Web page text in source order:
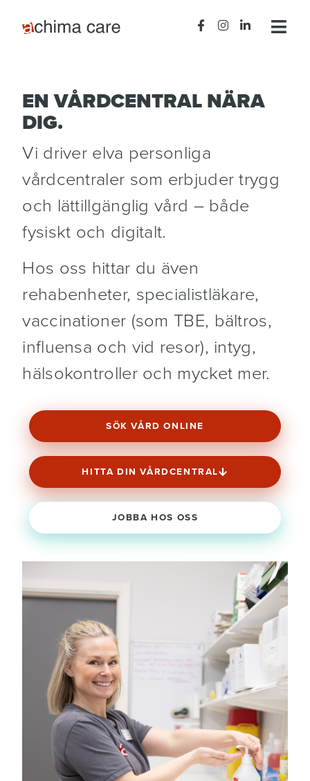
EN VÅRDCENTRAL NÄRA
DIG.
Vi driver elva personliga
vårdcentraler som erbjuder trygg
och lättillgänglig vård – både
fysiskt och digitalt.
Hos oss hittar du även
rehabenheter, specialistläkare,
vaccinationer (som TBE, bältros,
influensa och vid resor), intyg,
hälsokontroller och mycket mer.
SÖK VÅRD ONLINE
HITTA DIN VÅRDCENTRAL
JOBBA HOS OSS